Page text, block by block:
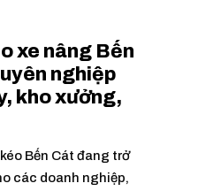
xe nâng Bến
nghiệp
kho xưởng,
Bến Cát đang trở
các doanh nghiệp,